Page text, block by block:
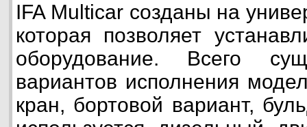
IFA Multicar созданы на
которая позволяет
оборудование. Всего
вариантов исполнения
кран, бортовой вариант,